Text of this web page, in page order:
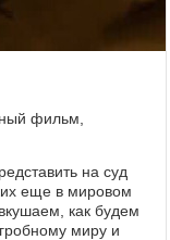
фильм,
на суд
еще в мировом
как будем
миру и